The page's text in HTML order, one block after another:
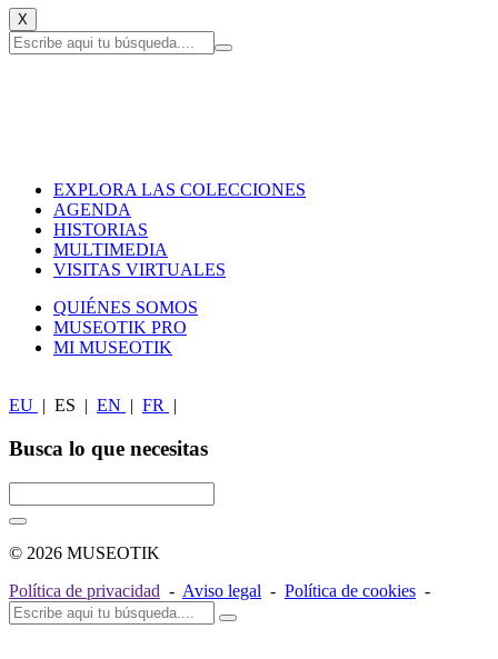
X
EXPLORA LAS COLECCIONES
AGENDA
HISTORIAS
MULTIMEDIA
VISITAS VIRTUALES
QUIÉNES SOMOS
MUSEOTIK PRO
MI MUSEOTIK
EU | ES | EN | FR |
Busca lo que necesitas
© 2026 MUSEOTIK
Política de privacidad - Aviso legal - Política de cookies -